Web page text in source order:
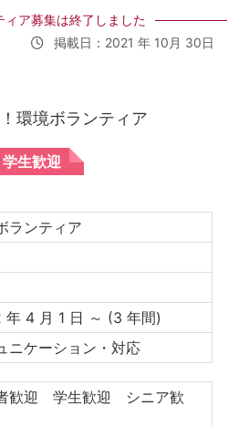
ィア募集は終了しました
掲載日：2021 年 10月 30日
環境ボランティア
学生歓迎
ランティア
年 4 月 1 日 ～ (3 年間)
ニケーション・対応
歓迎 学生歓迎 シニア歓